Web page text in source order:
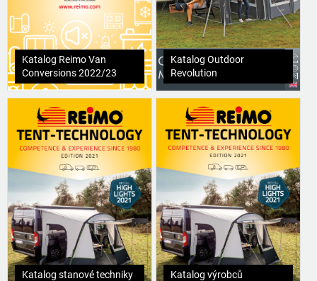
Katalog Reimo Van
Conversions 2022/23
Katalog Outdoor
Revolution
Katalog stanové techniky
Katalog výrobců